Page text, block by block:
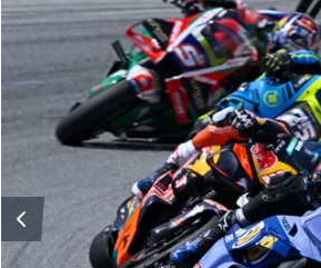
WRC